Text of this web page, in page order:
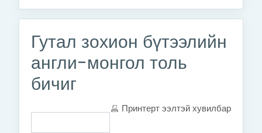
Гутал зохион бүтээлийн
англи-монгол толь
бичиг
Принтерт ээлтэй хувилбар